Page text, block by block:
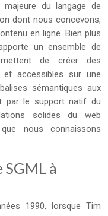
majeure du langage de
dont nous concevons,
en ligne. Bien plus
un ensemble de
de créer des
et accessibles sur une
sémantiques aux
par le support natif du
solides du web
nous connaissons
à
1990, lorsque Tim